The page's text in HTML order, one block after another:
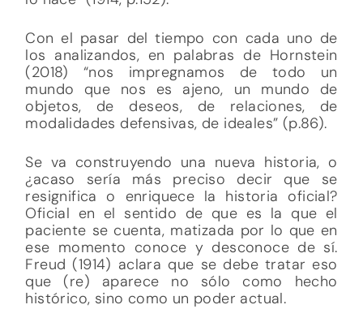
Con el pasar del tiempo con cada uno de
los analizandos, en palabras de Hornstein
(2018) “nos impregnamos de todo un
mundo que nos es ajeno, un mundo de
objetos, de deseos, de relaciones, de
modalidades defensivas, de ideales” (p.86).
Se va construyendo una nueva historia, o
¿acaso sería más preciso decir que se
resignifica o enriquece la historia oficial?
Oficial en el sentido de que es la que el
paciente se cuenta, matizada por lo que en
ese momento conoce y desconoce de sí.
Freud (1914) aclara que se debe tratar eso
que (re) aparece no sólo como hecho
histórico, sino como un poder actual.